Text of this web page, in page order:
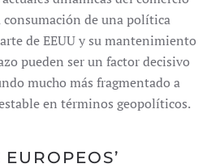
de una política
de EEUU y su mantenimiento
pueden ser un factor decisivo
mucho más fragmentado a
en términos geopolíticos.